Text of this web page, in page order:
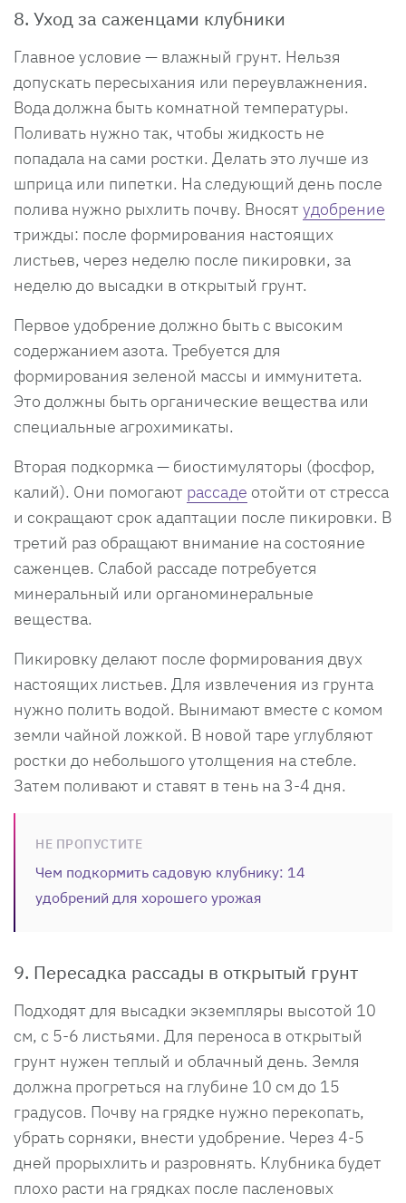
8. Уход за саженцами клубники
Главное условие — влажный грунт. Нельзя
допускать пересыхания или переувлажнения.
Вода должна быть комнатной температуры.
Поливать нужно так, чтобы жидкость не
попадала на сами ростки. Делать это лучше из
шприца или пипетки. На следующий день после
полива нужно рыхлить почву. Вносят удобрение
трижды: после формирования настоящих
листьев, через неделю после пикировки, за
неделю до высадки в открытый грунт.
Первое удобрение должно быть с высоким
содержанием азота. Требуется для
формирования зеленой массы и иммунитета.
Это должны быть органические вещества или
специальные агрохимикаты.
Вторая подкормка — биостимуляторы (фосфор,
калий). Они помогают рассаде отойти от стресса
и сокращают срок адаптации после пикировки. В
третий раз обращают внимание на состояние
саженцев. Слабой рассаде потребуется
минеральный или органоминеральные
вещества.
Пикировку делают после формирования двух
настоящих листьев. Для извлечения из грунта
нужно полить водой. Вынимают вместе с комом
земли чайной ложкой. В новой таре углубляют
ростки до небольшого утолщения на стебле.
Затем поливают и ставят в тень на 3-4 дня.
НЕ ПРОПУСТИТЕ
Чем подкормить садовую клубнику: 14
удобрений для хорошего урожая
9. Пересадка рассады в открытый грунт
Подходят для высадки экземпляры высотой 10
см, с 5-6 листьями. Для переноса в открытый
грунт нужен теплый и облачный день. Земля
должна прогреться на глубине 10 см до 15
градусов. Почву на грядке нужно перекопать,
убрать сорняки, внести удобрение. Через 4-5
дней прорыхлить и разровнять. Клубника будет
плохо расти на грядках после пасленовых